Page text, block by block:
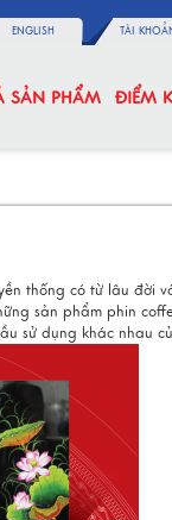
ENGLISH TÀI
SẢN PHẨM ĐIỂM
thống có từ lâu đời
sản phẩm phin
sử dụng khác nhau